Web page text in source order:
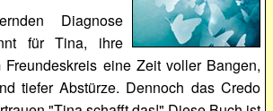
Diagnose
für Tina, ihre
eine Zeit voller Bangen,
tiefer Abstürze. Dennoch das Credo